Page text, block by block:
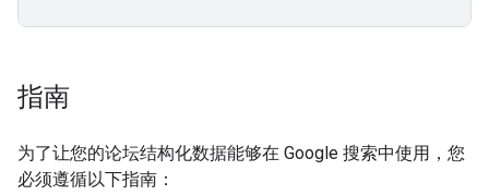
指南
为了让您的论坛结构化数据能够在 Google 搜索中使用，您
必须遵循以下指南：